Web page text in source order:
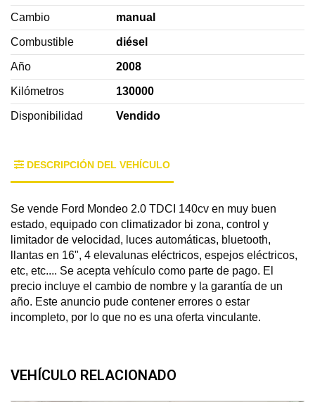
Cambio manual
Combustible diésel
Año 2008
Kilómetros 130000
Disponibilidad Vendido
DESCRIPCIÓN DEL VEHÍCULO
Se vende Ford Mondeo 2.0 TDCI 140cv en muy buen
estado, equipado con climatizador bi zona, control y
limitador de velocidad, luces automáticas, bluetooth,
llantas en 16", 4 elevalunas eléctricos, espejos eléctricos,
etc, etc.... Se acepta vehículo como parte de pago. El
precio incluye el cambio de nombre y la garantía de un
año. Este anuncio pude contener errores o estar
incompleto, por lo que no es una oferta vinculante.
VEHÍCULO RELACIONADO